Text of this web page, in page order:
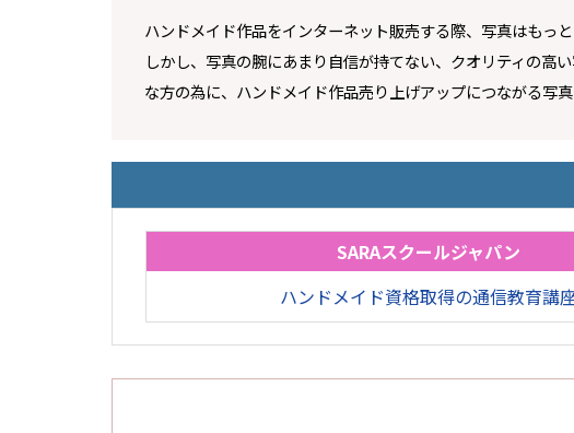
ハンドメイド作品をインターネット販売する際、写真はもっ
しかし、写真の腕にあまり自信が持てない、クオリティの高
な方の為に、ハンドメイド作品売り上げアップにつながる写真
SARAスクールジャパン
ハンドメイド資格取得の通信教育講